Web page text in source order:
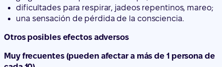
cada 10)
vértigo un mareo).
Sentirse enfermo (náuseas).